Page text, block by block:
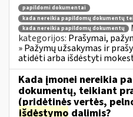
papildomi dokumentai
kada nereikia papildomų dokumentų
kada nereikia papildomų dokumentų
kategorijos: Prašymai,
» Pažymų užsakymas ir
atidėti arba išdėstyti
Kada įmonei nereikia
dokumentų, teikiant
(pridėtinės vertės,
išdėstymo dalimis?